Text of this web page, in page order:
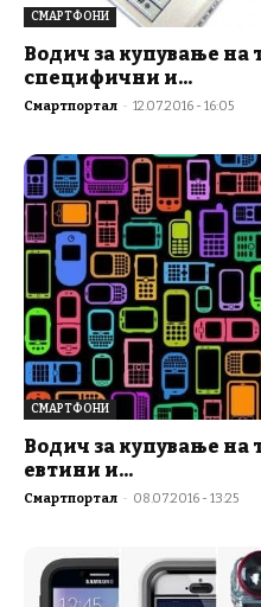
СМАРТФОНИ
Водич за купување на
специфични и...
Смартпортал - 12.07.2016 - 16:05
СМАРТФОНИ
Водич за купување на
евтини и...
Смартпортал - 08.07.2016 - 13:25